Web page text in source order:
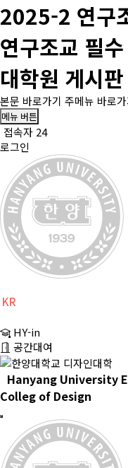
2025-2 연구
연구조교 필
대학원 게시판
본문 바로가기 주메뉴 바로가
메뉴 버튼
접속자 24
로그인
KR
CH
EN
HY-in
공간대여
Hanyang University
Colleg of Design